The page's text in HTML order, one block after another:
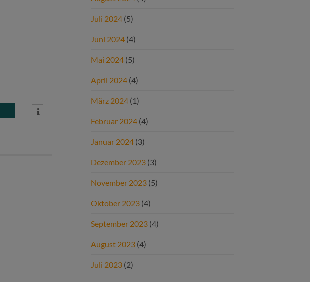
Juli 2024 (5)
Juni 2024 (4)
Mai 2024 (5)
April 2024 (4)
März 2024 (1)
Februar 2024 (4)
Januar 2024 (3)
Dezember 2023 (3)
November 2023 (5)
Oktober 2023 (4)
September 2023 (4)
August 2023 (4)
Juli 2023 (2)